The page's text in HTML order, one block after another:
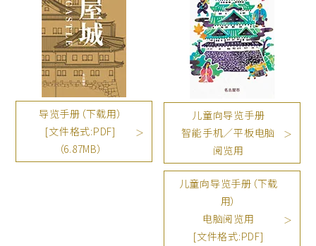
导览手册（下载用）
[文件格式:PDF]
（6.87MB）
儿童向导览手册
智能手机／平板电脑
阅览用
儿童向导览手册（下载
用）
电脑阅览用
[文件格式:PDF]